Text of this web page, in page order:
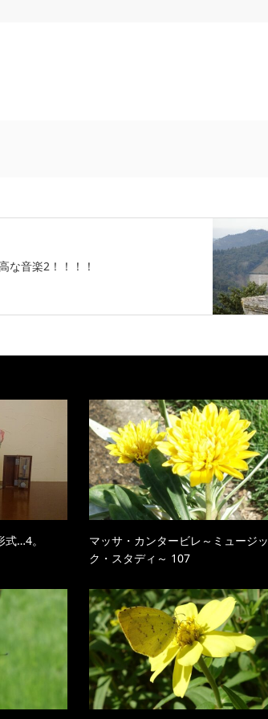
な音楽2！！！！
…4。
マッサ・カンタービレ～ミュージッ
ク・スタディ～ 107